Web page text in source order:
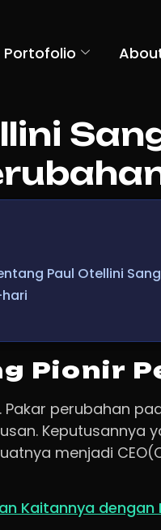
Portofolio
Paul Otellini
Pionir
. Pakar perubahan
Keputusannya
menjadi
Kaitannya dengan